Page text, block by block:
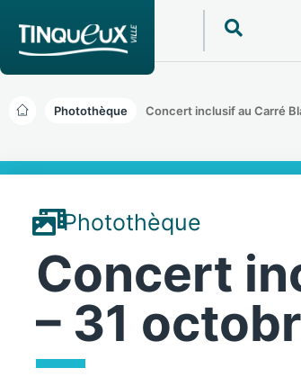
Photothèque Concert inclusif au Carré
Photothèque
Concert
– 31